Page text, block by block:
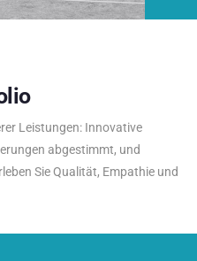
Leistungen: Innovative
abgestimmt, und
Sie Qualität, Empathie und